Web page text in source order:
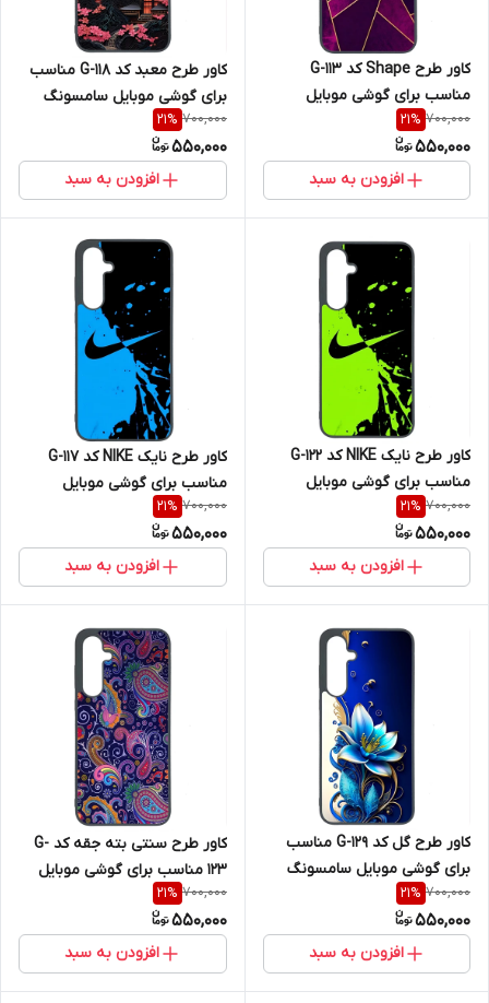
کاور طرح Shape کد G-113
مناسب برای گوشی موبایل
سامسونگ Galaxy A36
700,000
21%
550,000
افزودن به سبد
کاور طرح معبد کد G-118 مناسب
برای گوشی موبایل سامسونگ
Galaxy A36
700,000
21%
550,000
افزودن به سبد
کاور طرح نایک NIKE کد G-122
مناسب برای گوشی موبایل
سامسونگ Galaxy A36
700,000
21%
550,000
افزودن به سبد
کاور طرح نایک NIKE کد G-117
مناسب برای گوشی موبایل
سامسونگ Galaxy A36
700,000
21%
550,000
افزودن به سبد
کاور طرح گل کد G-129 مناسب
برای گوشی موبایل سامسونگ
Galaxy A36
700,000
21%
550,000
افزودن به سبد
کاور طرح سنتی بته جقه کد G-
123 مناسب برای گوشی موبایل
سامسونگ Galaxy A36
700,000
21%
550,000
افزودن به سبد